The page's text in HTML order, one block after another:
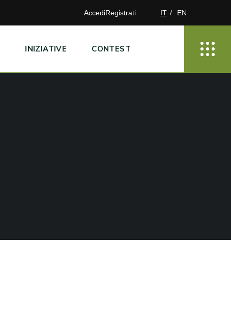
AccediRegistrati IT EN
INIZIATIVE CONTEST